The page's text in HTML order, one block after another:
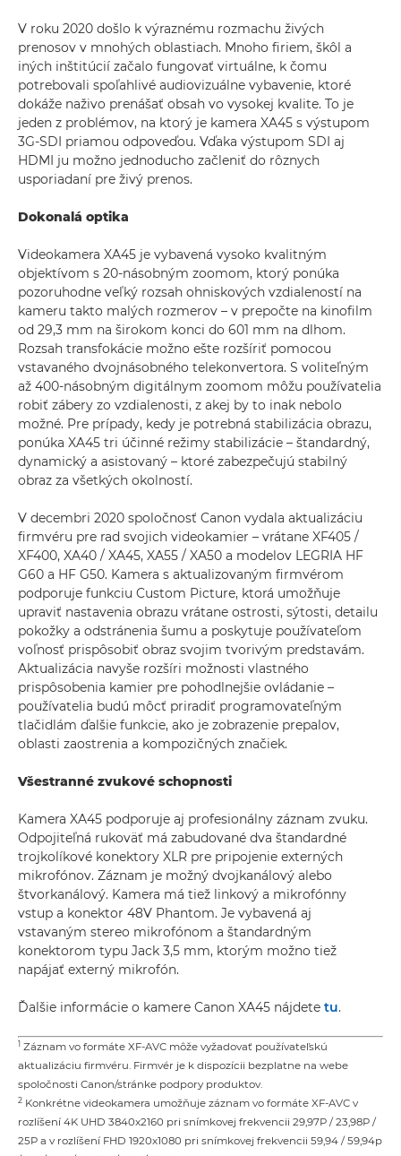
V roku 2020 došlo k výraznému rozmachu živých
prenosov v mnohých oblastiach. Mnoho firiem, škôl a
iných inštitúcií začalo fungovať virtuálne, k čomu
potrebovali spoľahlivé audiovizuálne vybavenie, ktoré
dokáže naživo prenášať obsah vo vysokej kvalite. To je
jeden z problémov, na ktorý je kamera XA45 s výstupom
3G-SDI priamou odpoveďou. Vďaka výstupom SDI aj
HDMI ju možno jednoducho začleniť do rôznych
usporiadaní pre živý prenos.
Dokonalá optika
Videokamera XA45 je vybavená vysoko kvalitným
objektívom s 20-násobným zoomom, ktorý ponúka
pozoruhodne veľký rozsah ohniskových vzdialeností na
kameru takto malých rozmerov – v prepočte na kinofilm
od 29,3 mm na širokom konci do 601 mm na dlhom.
Rozsah transfokácie možno ešte rozšíriť pomocou
vstavaného dvojnásobného telekonvertora. S voliteľným
až 400-násobným digitálnym zoomom môžu používatelia
robiť zábery zo vzdialenosti, z akej by to inak nebolo
možné. Pre prípady, kedy je potrebná stabilizácia obrazu,
ponúka XA45 tri účinné režimy stabilizácie – štandardný,
dynamický a asistovaný – ktoré zabezpečujú stabilný
obraz za všetkých okolností.
V decembri 2020 spoločnosť Canon vydala aktualizáciu
firmvéru pre rad svojich videokamier – vrátane XF405 /
XF400, XA40 / XA45, XA55 / XA50 a modelov LEGRIA HF
G60 a HF G50. Kamera s aktualizovaným firmvérom
podporuje funkciu Custom Picture, ktorá umožňuje
upraviť nastavenia obrazu vrátane ostrosti, sýtosti, detailu
pokožky a odstránenia šumu a poskytuje používateľom
voľnosť prispôsobiť obraz svojim tvorivým predstavám.
Aktualizácia navyše rozšíri možnosti vlastného
prispôsobenia kamier pre pohodlnejšie ovládanie –
používatelia budú môcť priradiť programovateľným
tlačidlám ďalšie funkcie, ako je zobrazenie prepalov,
oblasti zaostrenia a kompozičných značiek.
Všestranné zvukové schopnosti
Kamera XA45 podporuje aj profesionálny záznam zvuku.
Odpojiteľná rukoväť má zabudované dva štandardné
trojkolíkové konektory XLR pre pripojenie externých
mikrofónov. Záznam je možný dvojkanálový alebo
štvorkanálový. Kamera má tiež linkový a mikrofónny
vstup a konektor 48V Phantom. Je vybavená aj
vstavaným stereo mikrofónom a štandardným
konektorom typu Jack 3,5 mm, ktorým možno tiež
napájať externý mikrofón.
Ďalšie informácie o kamere Canon XA45 nájdete tu.
1 Záznam vo formáte XF-AVC môže vyžadovať používateľskú
aktualizáciu firmvéru. Firmvér je k dispozícii bezplatne na webe
spoločnosti Canon/stránke podpory produktov.
2 Konkrétne videokamera umožňuje záznam vo formáte XF-AVC v
rozlíšení 4K UHD 3840x2160 pri snímkovej frekvencii 29,97P / 23,98P /
25P a v rozlíšení FHD 1920x1080 pri snímkovej frekvencii 59,94 / 59,94p